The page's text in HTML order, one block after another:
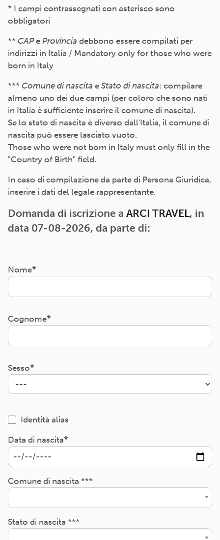
* I campi contrassegnati con asterisco sono
obbligatori
** CAPe Provincia debbono essere compilati per
indirizzi in Italia / Mandatory only for those who were
born in Italy
*** Comune di nascita e Stato di nascita: compilare
almeno uno dei due campi (per coloro che sono nati
in Italia è sufficiente inserire il comune di nascita).
Se lo stato di nascita è diverso dall'Italia, il comune di
nascita può essere lasciato vuoto.
Those who were not born in Italy must only fill in the
"Country of Birth" field.
In caso di compilazione da parte di Persona Giuridica,
inserire i dati del legale rappresentante.
Domanda di iscrizione a ARCI TRAVEL, in
data 07-08-2026, da parte di:
Nome
Cognome
Sesso
Identità alias
Data di nascita
Comune di nascita ***
Stato di nascita ***